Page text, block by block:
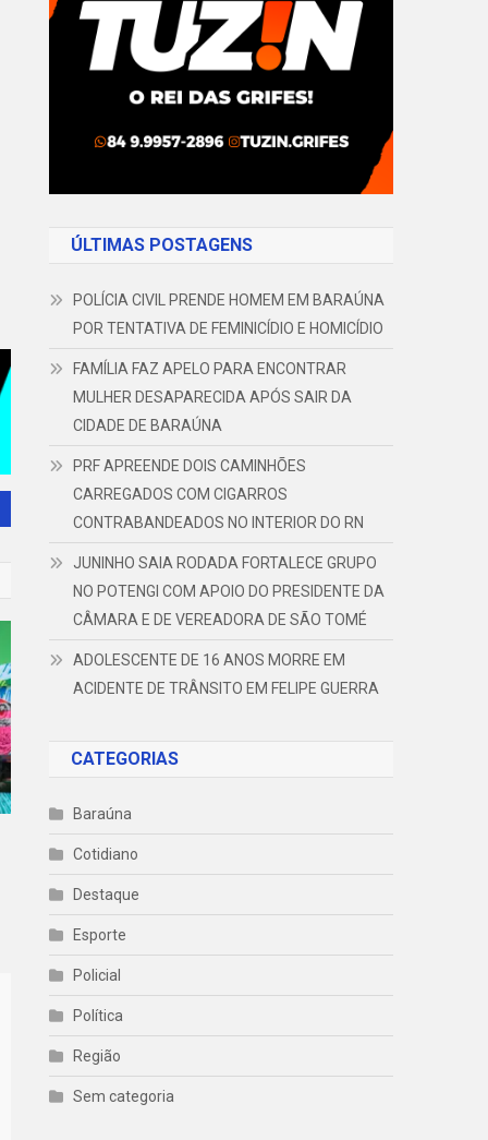
ÚLTIMAS POSTAGENS
POLÍCIA CIVIL PRENDE HOMEM EM BARAÚNA
POR TENTATIVA DE FEMINICÍDIO E HOMICÍDIO
FAMÍLIA FAZ APELO PARA ENCONTRAR
MULHER DESAPARECIDA APÓS SAIR DA
CIDADE DE BARAÚNA
PRF APREENDE DOIS CAMINHÕES
CARREGADOS COM CIGARROS
CONTRABANDEADOS NO INTERIOR DO RN
JUNINHO SAIA RODADA FORTALECE GRUPO
NO POTENGI COM APOIO DO PRESIDENTE DA
CÂMARA E DE VEREADORA DE SÃO TOMÉ
ADOLESCENTE DE 16 ANOS MORRE EM
ACIDENTE DE TRÂNSITO EM FELIPE GUERRA
CATEGORIAS
Baraúna
Cotidiano
Destaque
Esporte
Policial
Política
Região
Sem categoria